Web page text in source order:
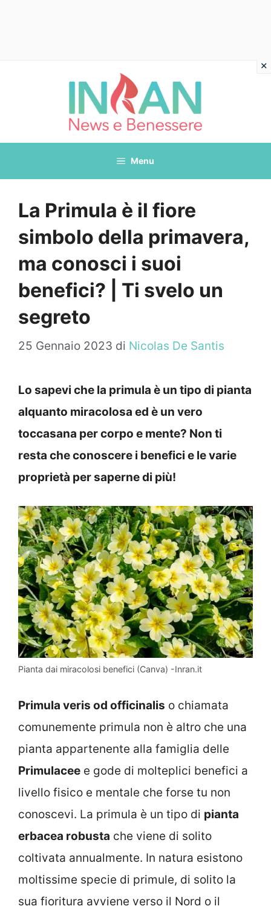
Menu
La Primula è il fiore
simbolo della primavera,
ma conosci i suoi
benefici? | Ti svelo un
segreto
25 Gennaio 2023 di Nicolas De Santis
Lo sapevi che la primula è un tipo di pianta
alquanto miracolosa ed è un vero
toccasana per corpo e mente? Non ti
resta che conoscere i benefici e le varie
proprietà per saperne di più!
Pianta dai miracolosi benefici (Canva) -Inran.it
Primula veris od officinalis o chiamata
comunemente primula non è altro che una
pianta appartenente alla famiglia delle
Primulacee e gode di molteplici benefici a
livello fisico e mentale che forse tu non
conoscevi. La primula è un tipo di pianta
erbacea robusta che viene di solito
coltivata annualmente. In natura esistono
moltissime specie di primule, di solito la
sua fioritura avviene verso il Nord o il